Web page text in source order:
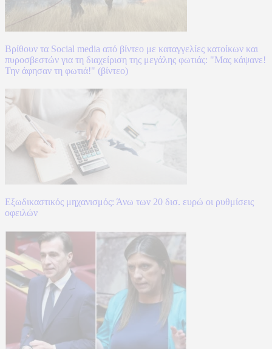
Βρίθουν τα Social media από βίντεο με καταγγελίες κατοίκων και
πυροσβεστών για τη διαχείριση της μεγάλης φωτιάς: "Μας κάψανε!
Την άφησαν τη φωτιά!" (βίντεο)
Εξωδικαστικός μηχανισμός: Άνω των 20 δισ. ευρώ οι ρυθμίσεις
οφειλών